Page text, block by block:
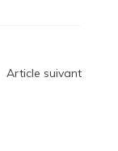
Article suivant